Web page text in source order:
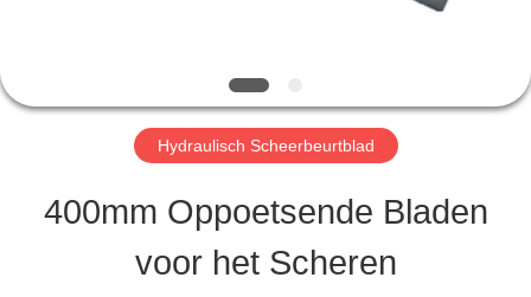
KWALITEITSCONTROLE
GEVALLEN
Hydraulisch Scheerbeurtblad
400mm Oppoetsende Bladen
voor het Scheren